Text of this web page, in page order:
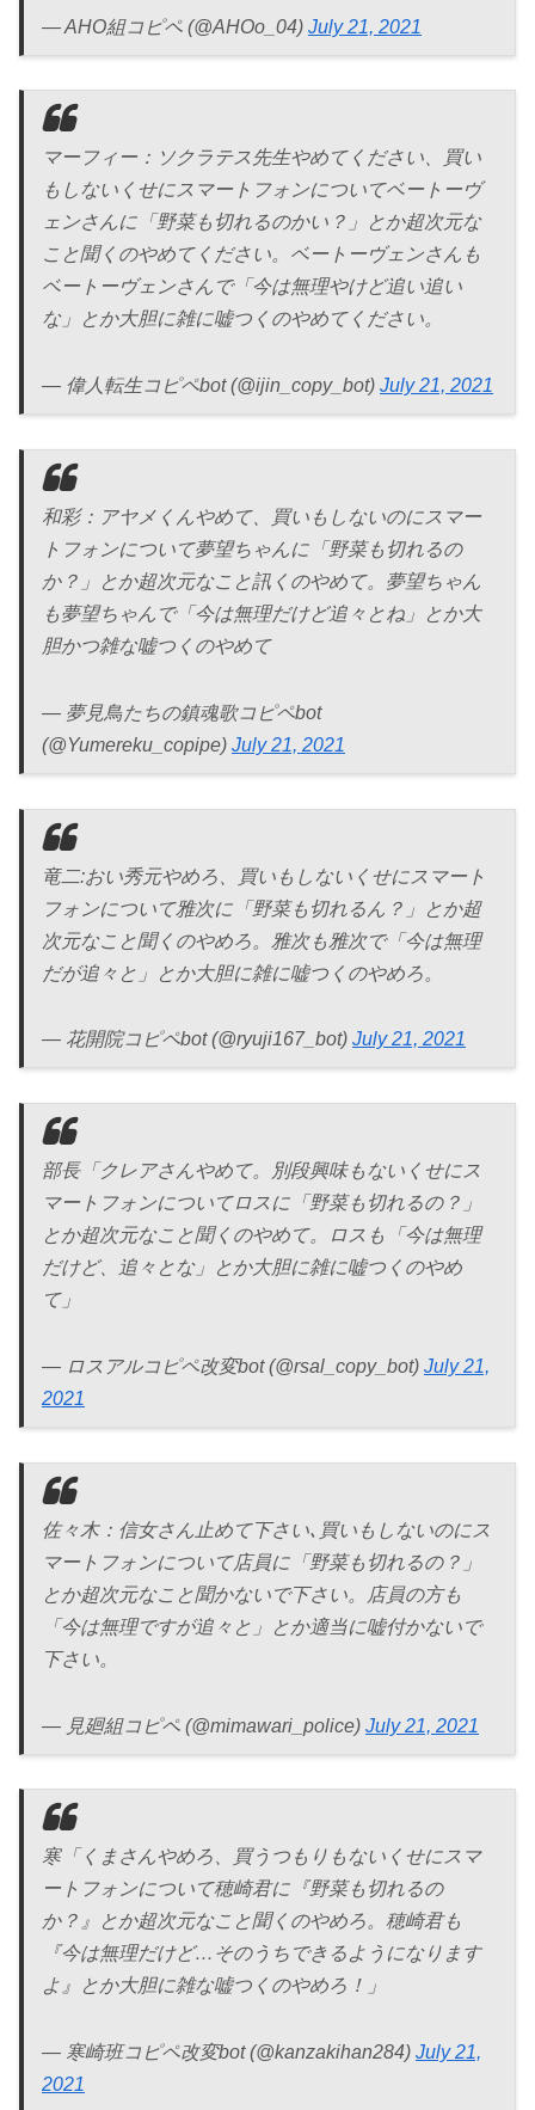
— AHO組コピペ (@AHOo_04) July 21, 2021
マーフィー：ソクラテス先生やめてください、買い
もしないくせにスマートフォンについてベートーヴ
ェンさんに「野菜も切れるのかい？」とか超次元な
こと聞くのやめてください。ベートーヴェンさんも
ベートーヴェンさんで「今は無理やけど追い追い
な」とか大胆に雑に嘘つくのやめてください。
— 偉人転生コピペbot (@ijin_copy_bot) July 21, 2021
和彩：アヤメくんやめて、買いもしないのにスマー
トフォンについて夢望ちゃんに「野菜も切れるの
か？」とか超次元なこと訊くのやめて。夢望ちゃん
も夢望ちゃんで「今は無理だけど追々とね」とか大
胆かつ雑な嘘つくのやめて
— 夢見鳥たちの鎮魂歌コピペbot
(@Yumereku_copipe) July 21, 2021
竜二:おい秀元やめろ、買いもしないくせにスマート
フォンについて雅次に「野菜も切れるん？」とか超
次元なこと聞くのやめろ。雅次も雅次で「今は無理
だが追々と」とか大胆に雑に嘘つくのやめろ。
— 花開院コピペbot (@ryuji167_bot) July 21, 2021
部長「クレアさんやめて。別段興味もないくせにス
マートフォンについてロスに「野菜も切れるの？」
とか超次元なこと聞くのやめて。ロスも「今は無理
だけど、追々とな」とか大胆に雑に嘘つくのやめ
て」
— ロスアルコピペ改変bot (@rsal_copy_bot) July 21,
2021
佐々木：信女さん止めて下さい､買いもしないのにス
マートフォンについて店員に「野菜も切れるの？」
とか超次元なこと聞かないで下さい。店員の方も
「今は無理ですが追々と」とか適当に嘘付かないで
下さい。
— 見廻組コピペ (@mimawari_police) July 21, 2021
寒「くまさんやめろ、買うつもりもないくせにスマ
ートフォンについて穂崎君に『野菜も切れるの
か？』とか超次元なこと聞くのやめろ。穂崎君も
『今は無理だけど…そのうちできるようになります
よ』とか大胆に雑な嘘つくのやめろ！」
— 寒崎班コピペ改変bot (@kanzakihan284) July 21,
2021